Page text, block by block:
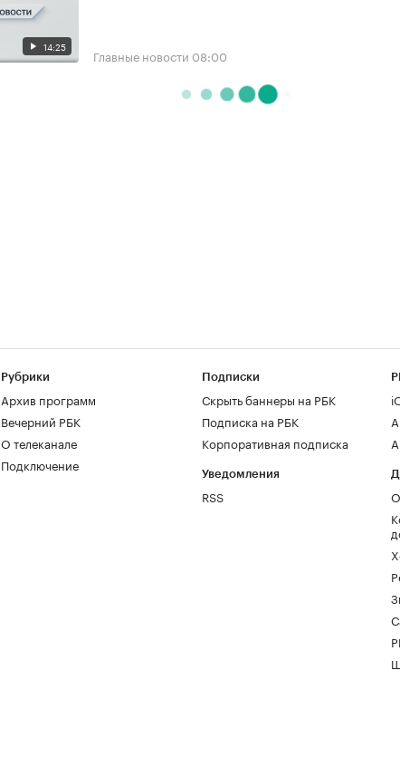
14:25 Главные новости 08:00
Рубрики
Архив программ
Вечерний РБК
О телеканале
Подключение
Подписки
Скрыть баннеры на РБК
Подписка на РБК
Корпоративная подписка
Уведомления
RSS